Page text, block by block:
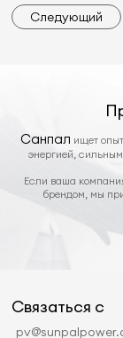
Следующий
Санпал ищет
энергией,
Если ваша
брендом, мы
Связаться с